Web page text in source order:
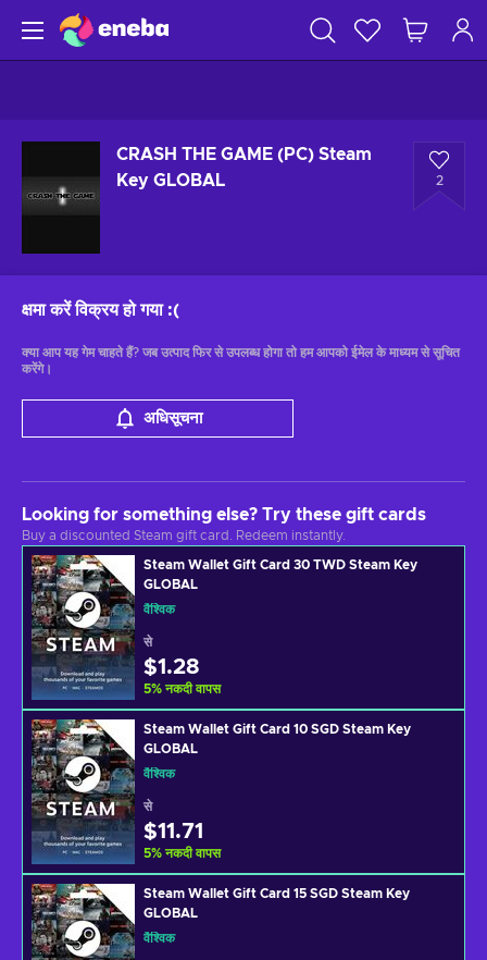
CRASH THE GAME (PC) Steam
Key GLOBAL
2
क्षमा करें विक्रय हो गया :(
क्या आप यह गेम चाहते हैं? जब उत्पाद फिर से उपलब्ध होगा तो हम आपको ईमेल के माध्यम से सूचित
करेंगे।
अधिसूचना
Looking for something else? Try these gift cards
Buy a discounted Steam gift card. Redeem instantly.
Steam Wallet Gift Card 30 TWD Steam Key
GLOBAL
वैश्विक
से
$1.28
5% नकदी वापस
Steam Wallet Gift Card 10 SGD Steam Key
GLOBAL
वैश्विक
से
$11.71
5% नकदी वापस
Steam Wallet Gift Card 15 SGD Steam Key
GLOBAL
वैश्विक